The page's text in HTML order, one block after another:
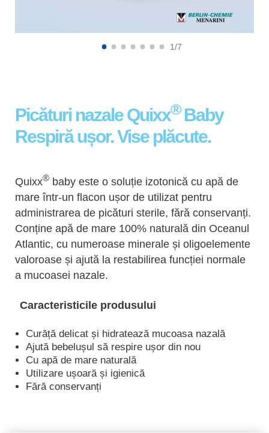
1/7
Picături nazale Quixx®Baby
Respiră ușor. Vise plăcute.
Quixx® baby este o soluție izotonică cu apă de
mare într-un flacon ușor de utilizat pentru
administrarea de picături sterile, fără conservanți.
Conține apă de mare 100% naturală din Oceanul
Atlantic, cu numeroase minerale și oligoelemente
valoroase și ajută la restabilirea funcției normale
a mucoasei nazale.
Caracteristicile produsului
Curăță delicat și hidratează mucoasa nazală
Ajută bebelușul să respire ușor din nou
Cu apă de mare naturală
Utilizare ușoară și igienică
Fără conservanți